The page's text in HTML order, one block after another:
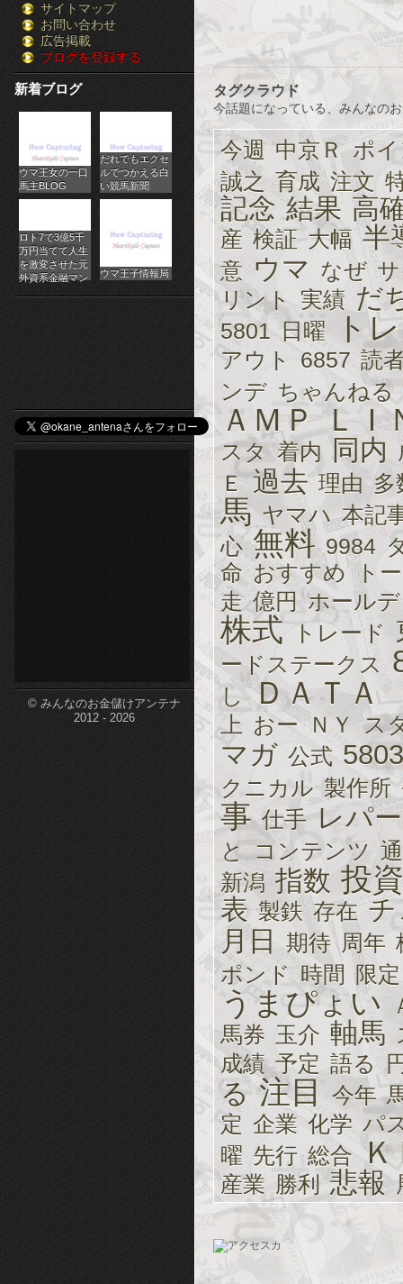
競
馬
パ
チ
ス
ロ
オ
ン
ラ
イ
ン
カ
ジ
ノ
etc-
サイトマップ
お問い合わせ
広告掲載
ブログを登録する
新着ブログ
ウマ王女の一口
馬主BLOG
だれでもエクセ
ルでつかえる白
い競馬新聞
ロト7で3億5千
万円当てて人生
を激変させた元
外資系金融マン
ウマ王子情報局
© みんなのお金儲けアンテナ
2012 - 2026
タグクラウド
今話題になっている、みんなの
今週 中京Ｒ ポ
誠之 育成 注文
記念 結果 高
産 検証 大幅 半
意 ウマ なぜ
リント
実績 だ
5801 日曜 ト
アウト 6857 読
ンデ ちゃんねる
ＡＭＰ ＬＩ
スタ 着内 同内
Ｅ 過去 理由 多
馬 ヤマハ 本記
心 無料 9984
命 おすすめ ト
走 億円 ホール
株式 トレード
ードステークス
し ＤＡＴＡ
上 おー ＮＹ ス
マガ 公式 5803
クニカル 製作所
事 仕手 レパ
と コンテンツ
新潟 指数 投資
表 製鉄 存在
月日 期待 周年
ポンド 時間 限定
うまぴょい
馬券 玉介 軸馬
成績 予定 語る
る 注目 今年
定 企業 化学 パ
曜 先行 総合 Ｋ
産業 勝利 悲報